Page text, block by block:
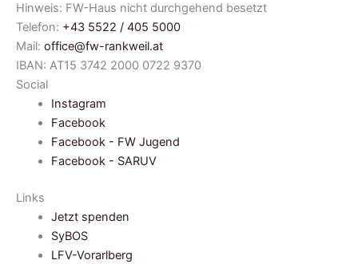
Hinweis: FW-Haus nicht durchgehend besetzt
Telefon: +43 5522 / 405 5000
Mail: office@fw-rankweil.at
IBAN: AT15 3742 2000 0722 9370
Social
Instagram
Facebook
Facebook - FW Jugend
Facebook - SARUV
Links
Jetzt spenden
SyBOS
LFV-Vorarlberg